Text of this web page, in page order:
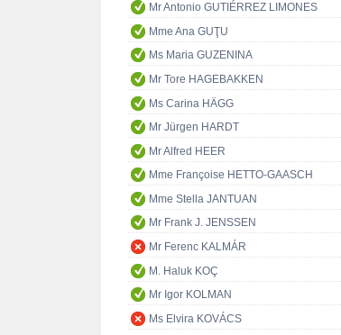
Mr Antonio GUTIÉRREZ LIMONES
Mme Ana GUŢU
Ms Maria GUZENINA
Mr Tore HAGEBAKKEN
Ms Carina HÄGG
Mr Jürgen HARDT
Mr Alfred HEER
Mme Françoise HETTO-GAASCH
Mme Stella JANTUAN
Mr Frank J. JENSSEN
Mr Ferenc KALMÁR
M. Haluk KOÇ
Mr Igor KOLMAN
Ms Elvira KOVÁCS